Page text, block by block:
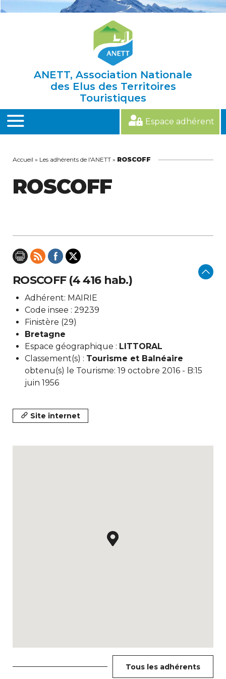
ANETT, Association Nationale
des Elus des Territoires
Touristiques
MENU
Espace adhérent
Accueil » Les adhérents de l'ANETT » ROSCOFF
ROSCOFF
ROSCOFF (4 416 hab.)
Adhérent: MAIRIE
Code insee : 29239
Finistère (29)
Bretagne
Espace géographique : LITTORAL
Classement(s) : Tourisme et Balnéaire
obtenu(s) le Tourisme: 19 octobre 2016 - B:15
juin 1956
Site internet
Tous les adhérents